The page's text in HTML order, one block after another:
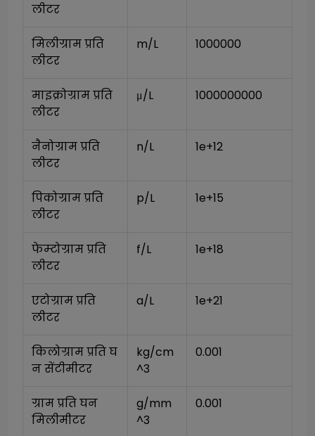
लीटर
मिलीग्राम प्रति
लीटर
m/L 1000000
माइक्रोग्राम प्रति
लीटर
μ/L 1000000000
नैनोग्राम प्रति
लीटर
n/L 1e+12
पिकोग्राम प्रति
लीटर
p/L 1e+15
फेम्टोग्राम प्रति
लीटर
f/L 1e+18
एटोग्राम प्रति
लीटर
a/L 1e+21
किलोग्राम प्रति घ
न सेंटीमीटर
kg/cm
^3
0.001
ग्राम प्रति घन
मिलीमीटर
g/mm
^3
0.001